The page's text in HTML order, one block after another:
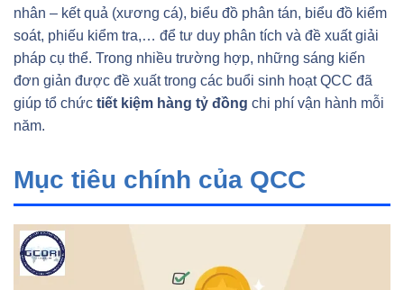
nhân – kết quả (xương cá), biểu đồ phân tán, biểu đồ kiểm
soát, phiếu kiểm tra,… để tư duy phân tích và đề xuất giải
pháp cụ thể. Trong nhiều trường hợp, những sáng kiến
đơn giản được đề xuất trong các buổi sinh hoạt QCC đã
giúp tổ chức tiết kiệm hàng tỷ đồng chi phí vận hành mỗi
năm.
Mục tiêu chính của QCC